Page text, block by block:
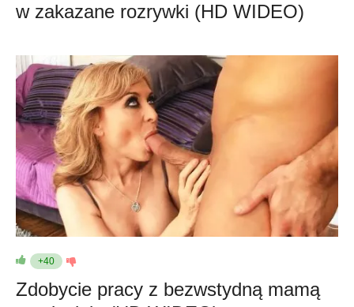
w zakazane rozrywki (HD WIDEO)
+40
Zdobycie pracy z bezwstydną mamą